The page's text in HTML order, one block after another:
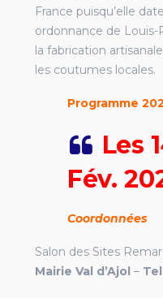
France puisqu’elle
ordonnance de Louis-
la fabrication
les coutumes locales.
Programme
Les
Fév.
Coordonnées
Salon des Sites
Mairie Val d’Ajol– Tel